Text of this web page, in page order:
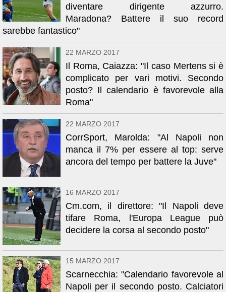
diventare dirigente azzurro.
Maradona? Battere il suo record
sarebbe fantastico"
22 MARZO 2017
Il Roma, Caiazza: "Il caso Mertens si è
complicato per vari motivi. Secondo
posto? Il calendario è favorevole alla
Roma"
22 MARZO 2017
CorrSport, Marolda: "Al Napoli non
manca il 7% per essere al top: serve
ancora del tempo per battere la Juve"
16 MARZO 2017
Cm.com, il direttore: "Il Napoli deve
tifare Roma, l'Europa League può
decidere la corsa al secondo posto"
15 MARZO 2017
Scarnecchia: "Calendario favorevole al
Napoli per il secondo posto. Calciatori